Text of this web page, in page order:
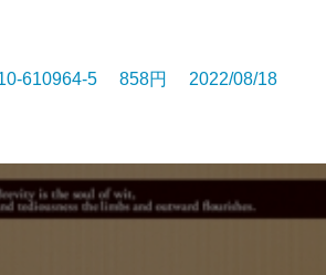
610964-5 858円 2022/08/18